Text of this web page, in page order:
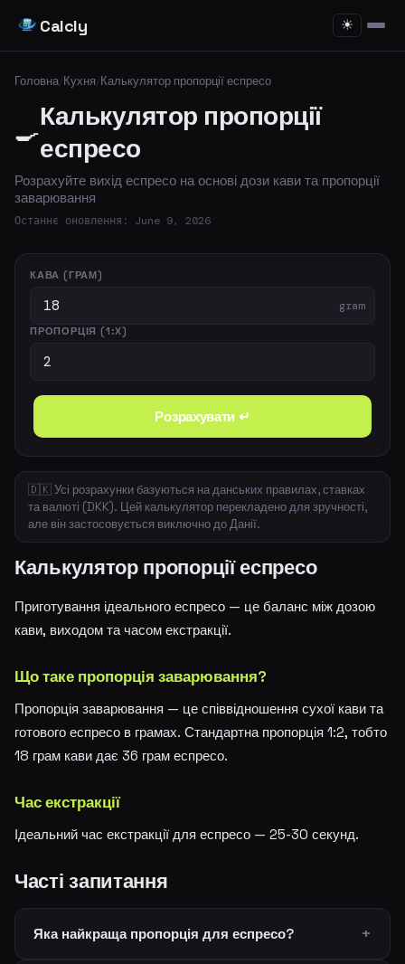
Calcly ☀
Головна/Кухня/Калькулятор пропорції еспресо
🍳Калькулятор пропорції
еспресо
Розрахуйте вихід еспресо на основі дози кави та пропорції
заварювання
Останнє оновлення: June 9, 2026
КАВА (ГРАМ)
gram
ПРОПОРЦІЯ (1:X)
Розрахувати ↵
🇩🇰 Усі розрахунки базуються на данських правилах, ставках
та валюті (DKK). Цей калькулятор перекладено для зручності,
але він застосовується виключно до Данії.
Калькулятор пропорції еспресо
Приготування ідеального еспресо — це баланс між дозою
кави, виходом та часом екстракції.
Що таке пропорція заварювання?
Пропорція заварювання — це співвідношення сухої кави та
готового еспресо в грамах. Стандартна пропорція 1:2, тобто
18 грам кави дає 36 грам еспресо.
Час екстракції
Ідеальний час екстракції для еспресо — 25-30 секунд.
Часті запитання
Яка найкраща пропорція для еспресо?